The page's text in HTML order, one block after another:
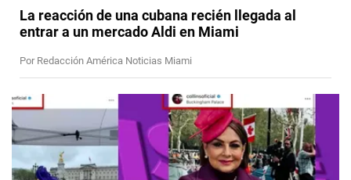
La reacción de una cubana recién llegada al
entrar a un mercado Aldi en Miami
Por Redacción América Noticias Miami